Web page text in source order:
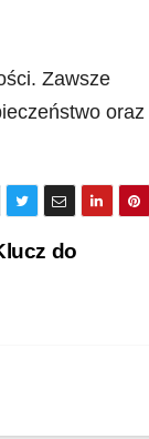
Zawsze
oraz
do